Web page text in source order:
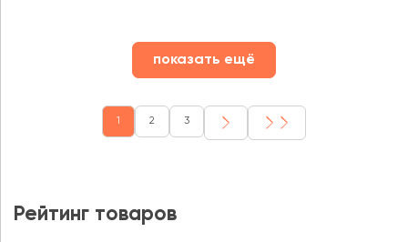
показать ещё
1 2 3
Рейтинг товаров